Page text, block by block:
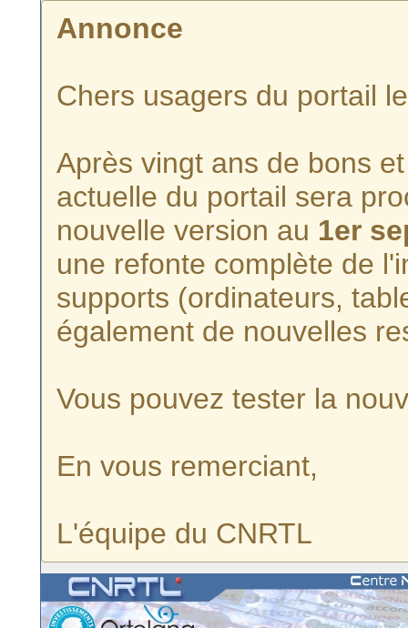
Annonce
Chers usagers du portail
Après vingt ans de bons
actuelle du portail sera
nouvelle version au 1er
une refonte complète de
supports (ordinateurs,
également de nouvelles
Vous pouvez tester la
En vous remerciant,
L'équipe du CNRTL